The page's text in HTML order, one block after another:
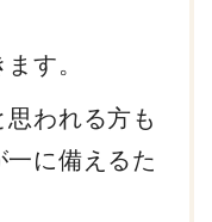
す。
思われる方も
に備えるた